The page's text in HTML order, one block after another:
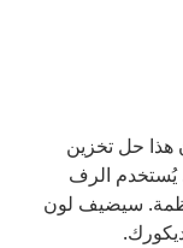
هذا حل تخزين
يُستخدم الرف
سيضيف لون